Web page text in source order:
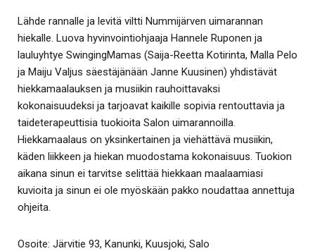
Lähde rannalle ja levitä viltti Nummijärven uimarannan
hiekalle. Luova hyvinvointiohjaaja Hannele Ruponen ja
lauluyhtye SwingingMamas (Saija-Reetta Kotirinta, Malla Pelo
ja Maiju Valjus säestäjänään Janne Kuusinen) yhdistävät
hiekkamaalauksen ja musiikin rauhoittavaksi
kokonaisuudeksi ja tarjoavat kaikille sopivia rentouttavia ja
taideterapeuttisia tuokioita Salon uimarannoilla.
Hiekkamaalaus on yksinkertainen ja viehättävä musiikin,
käden liikkeen ja hiekan muodostama kokonaisuus. Tuokion
aikana sinun ei tarvitse selittää hiekkaan maalaamiasi
kuvioita ja sinun ei ole myöskään pakko noudattaa annettuja
ohjeita.
Osoite: Järvitie 93, Kanunki, Kuusjoki, Salo